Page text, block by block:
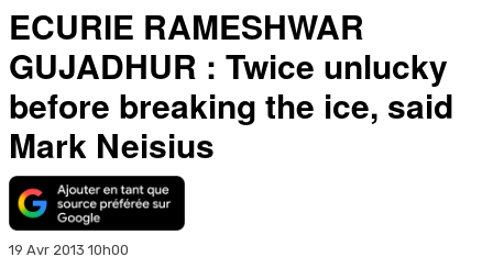
ECURIE RAMESHWAR
GUJADHUR : Twice unlucky
before breaking the ice, said
Mark Neisius
19 Avr 2013 10h00